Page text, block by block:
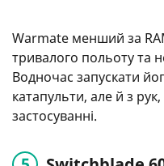
Warmate менший за
тривалого польоту та
Водночас запускати
катапульти, але й з
застосуванні.